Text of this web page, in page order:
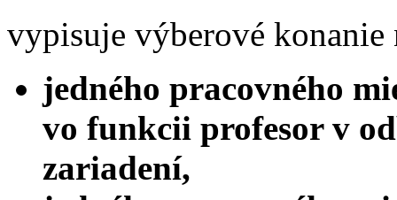
vypisuje výberové konanie
jedného pracovného
vo funkcii profesor v
zariadení,